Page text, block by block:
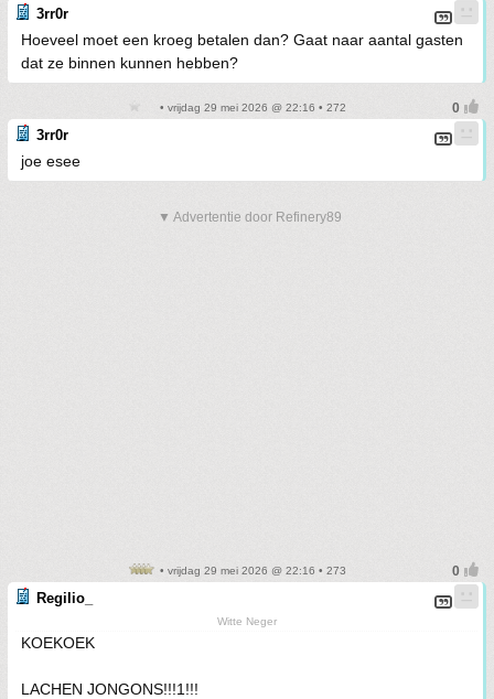
3rr0r
Hoeveel moet een kroeg betalen dan? Gaat naar aantal gasten
dat ze binnen kunnen hebben?
• vrijdag 29 mei 2026 @ 22:16 • 272
3rr0r
joe esee
▼ Advertentie door Refinery89
• vrijdag 29 mei 2026 @ 22:16 • 273
Regilio_
Witte Neger
KOEKOEK
LACHEN JONGONS!!!1!!!